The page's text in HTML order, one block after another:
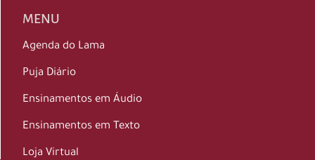
MENU
Agenda do Lama
Puja Diário
Ensinamentos em Áudio
Ensinamentos em Texto
Loja Virtual